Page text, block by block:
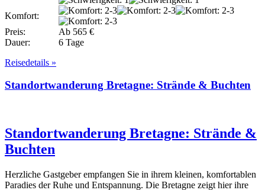
Komfort:
Preis:
Ab 565 €
Dauer:
6 Tage
Reisedetails »
Standortwanderung Bretagne: Strände & Buchten
Standortwanderung Bretagne: Strände &
Buchten
Herzliche Gastgeber empfangen Sie in ihrem kleinen, komfortablen
Paradies der Ruhe und Entspannung. Die Bretagne zeigt hier ihre